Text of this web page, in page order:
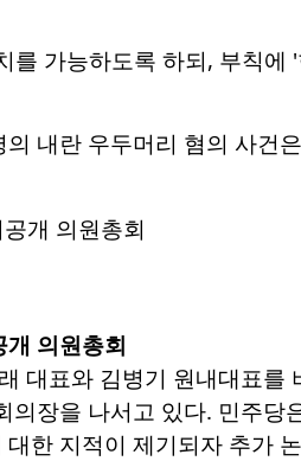
를 가능하도록 하되, 부칙
내란 우두머리 혐의 사건
의원총회
대표와 김병기 원내대표
의장을 나서고 있다. 민주
한 지적이 제기되자 추가